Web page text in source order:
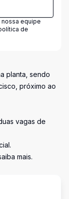
nossa equipe
de
planta, sendo
próximo ao
vagas de
mais.